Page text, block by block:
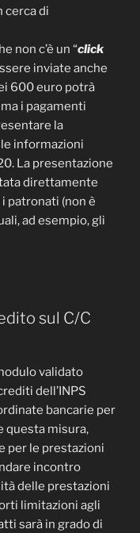
cerca di
non c’è un “click
inviate anche
600 euro potrà
i pagamenti
la
informazioni
La presentazione
direttamente
patronati (non è
ad esempio, gli
sul C/C
validato
dell’INPS
bancarie per
questa misura,
per le prestazioni
incontro
delle prestazioni
limitazioni agli
sarà in grado di